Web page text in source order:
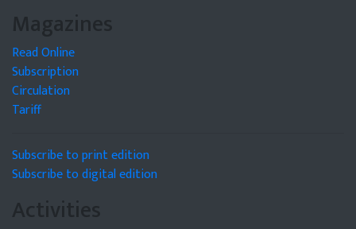
Magazines
Read Online
Subscription
Circulation
Tariff
Subscribe to print edition
Subscribe to digital edition
Activities